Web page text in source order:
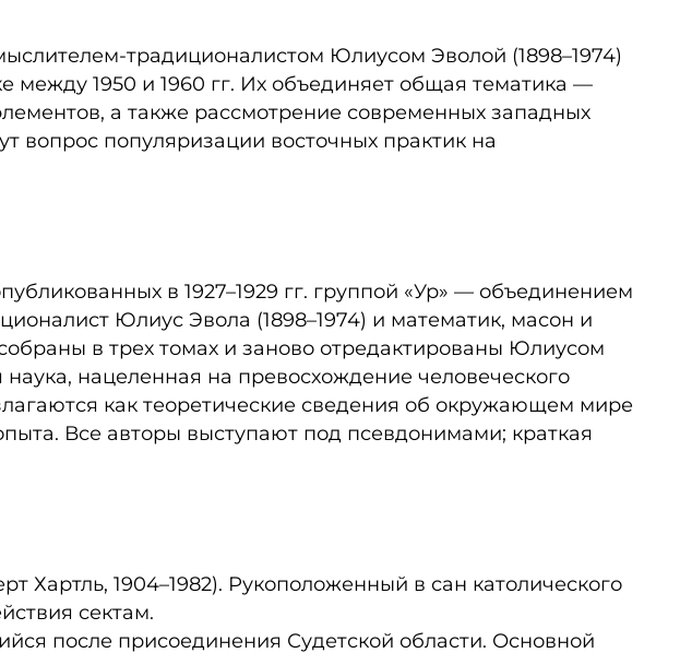
традиционалистом Юлиусом Эволой (1898–1974)
между 1950 и 1960 гг. Их объединяет общая тематика —
а также рассмотрение современных западных
вопрос популяризации восточных практик на
в 1927–1929 гг. группой «Ур» — объединением
Юлиус Эвола (1898–1974) и математик, масон и
в трех томах и заново отредактированы Юлиусом
нацеленная на превосхождение человеческого
как теоретические сведения об окружающем мире
Все авторы выступают под псевдонимами; краткая
1904–1982). Рукоположенный в сан католического
сектам.
после присоединения Судетской области. Основной